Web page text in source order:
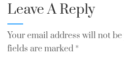
Leave A Reply
Your email address will not
fields are marked *